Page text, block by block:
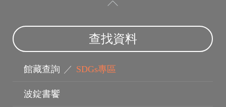
查找資料
館藏查詢 ／ SDGs專區
波錠書饗